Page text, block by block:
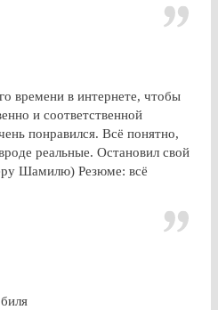
времени в интернете, чтобы
и соответственной
понравился. Всё понятно,
реальные. Остановил свой
Шамилю) Резюме: всё
отзывах!!!) Я остался очень